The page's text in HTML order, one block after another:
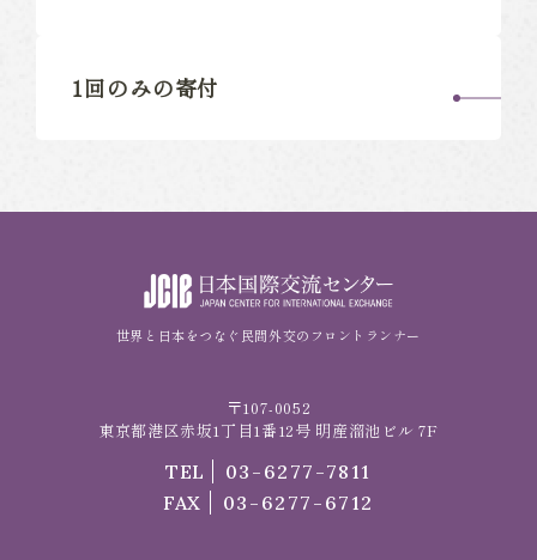
1回のみの寄付
世界と日本をつなぐ民間外交のフロントランナー
〒107-0052
東京都港区赤坂1丁目1番12号 明産溜池ビル 7F
TEL
03-6277-7811
FAX
03-6277-6712